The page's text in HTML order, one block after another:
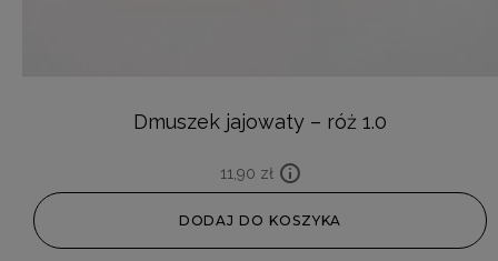
Dmuszek jajowaty – róż 1.0
11,90 zł
DODAJ DO KOSZYKA